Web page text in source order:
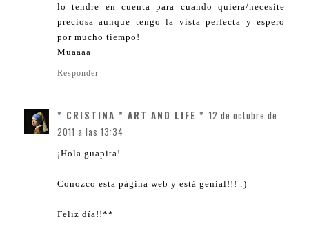
lo tendre en cuenta para cuando quiera/necesite
preciosa aunque tengo la vista perfecta y espero
por mucho tiempo!
Muaaaa
Responder
* CRISTINA * ART AND LIFE * 12 de octubre de
2011 a las 13:34
¡Hola guapita!
Conozco esta página web y está genial!!! :)
Feliz día!!**